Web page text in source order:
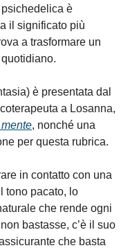
è
il significato più
a trasformare un
è presentata dal
a Losanna,
, nonché una
per questa rubrica.
in contatto con una
tono pacato, lo
che rende ogni
bastasse, c’è il suo
che basta